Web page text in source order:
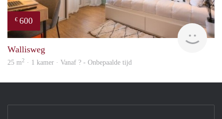
€ 600
Wallisweg
25 m2 · 1 kamer · Vanaf ? - Onbepaalde tijd